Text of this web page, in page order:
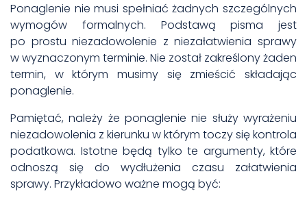
Ponaglenie nie musi spełniać żadnych szczególnych
wymogów formalnych. Podstawą pisma jest
po prostu niezadowolenie z niezałatwienia sprawy
w wyznaczonym terminie. Nie został zakreślony żaden
termin, w którym musimy się zmieścić składając
ponaglenie.
Pamiętać, należy że ponaglenie nie służy wyrażeniu
niezadowolenia z kierunku w którym toczy się kontrola
podatkowa. Istotne będą tylko te argumenty, które
odnoszą się do wydłużenia czasu załatwienia
sprawy. Przykładowo ważne mogą być: